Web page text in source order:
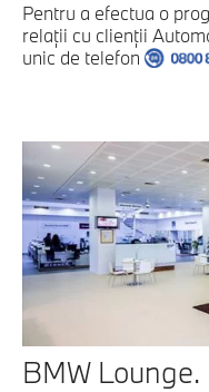
Pentru a efectua o
relații cu clienții
unic de telefon
BMW Lounge.